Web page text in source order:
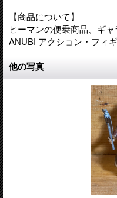
【商品について】
ヒーマンの便乗商品、ギ
ANUBI アクション・フィギ
他の写真